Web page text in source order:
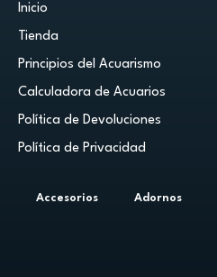
Inicio
Tienda
Principios del Acuarismo
Calculadora de Acuarios
Política de Devoluciones
Política de Privacidad
Accesorios Adornos